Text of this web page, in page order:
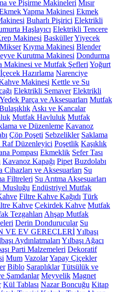
ve Pişirme Makineleri Mısır
Yapma Makinesi Ekmek
Buharlı Pişirici Elektrikli
Haşlayıcı Elektrikli Tencere
Makinesi BasküllerYiyecek
Mikser Kıyma Makinesi Blender
Kurutma Makinesi Dondurma
Makinesi ve Mutfak Şefleri Yoğurt
İçecek Hazırlama Narenciye
Makinesi Kettle ve Su
Elektrikli Semaver Elektrikli
Parça ve Aksesuarları Mutfak
Askı ve Kancalar
Mutfak Havluluk Mutfak
ve Düzenleme Kavanoz
Çöp Poşeti Sebzelikler Saklama
Düzenleyici Poşetlik Kaşıklık
Pompası Ekmeklik Sefer Tası
Kavanoz Kapağı Pipet Buzdolabı
Cihazları ve Aksesuarları Su
Filtreleri Su Arıtma Aksesuarları
Musluğu Endüstriyel Mutfak
Filtre Kahve Kağıdı Türk
Kahve Çekirdek Kahve Mutfak
Tezgahları Ahşap Mutfak
Derin Dondurucular Su
VE EV GEREÇLERİYılbaşı
Aydınlatmaları Yılbaşı Ağacı
Parti Malzemeleri Dekoratif
Mum VazolarYapay Çiçekler
Biblo Şaraplıklar Tütsülük ve
Şamdanlar Meyvelik Magnet
Kül Tablası Nazar Boncuğu Kitap